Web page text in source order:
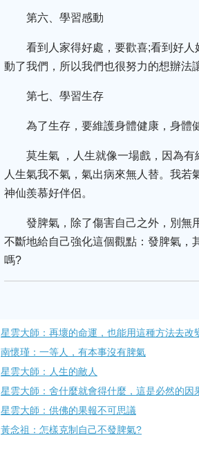
第六、學習感動
看到人家得好處，要歡喜;看到好
動了我們，所以我們也很努力的想辦法
第七、學習生存
為了生存，要維護身體健康，身體
莫生氣 ，人生就像一場戲，因為
人生氣我不氣，氣出病來無人替。我若
神仙羨慕好伴侶。
發脾氣，除了傷害自己之外，別無
不斷地給自己強化這個觀點：發脾氣，
嗎?
星雲大師：再壞的命運，也能用這種方法去改
南懷瑾：一等人，有本事沒有脾氣
星雲大師：人生的敵人
星雲大師：舍什麼就會得什麼，這是必然的因
星雲大師：供佛的果報不可思議
黃念祖：怎樣克制自己不發脾氣?